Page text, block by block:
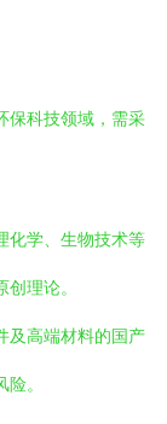
保科技领域，需采
化学、生物技术等
理论。
及高端材料的国产
。